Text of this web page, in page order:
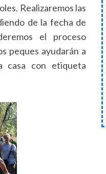
Realizaremos las
de la fecha de
el proceso
peques ayudarán a
casa con etiqueta